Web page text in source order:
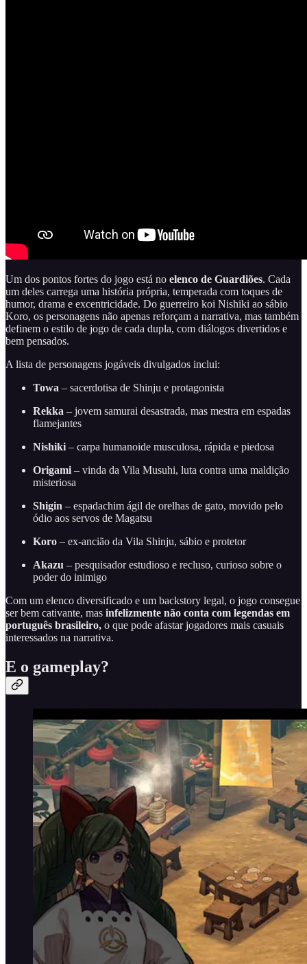
Um dos pontos fortes do jogo está no elenco de Guardiões. Cada
um deles carrega uma história própria, temperada com toques de
humor, drama e excentricidade. Do guerreiro koi Nishiki ao sábio
Koro, os personagens não apenas reforçam a narrativa, mas também
definem o estilo de jogo de cada dupla, com diálogos divertidos e
bem pensados.
A lista de personagens jogáveis divulgados inclui:
Towa – sacerdotisa de Shinju e protagonista
Rekka – jovem samurai desastrada, mas mestra em espadas
flamejantes
Nishiki – carpa humanoide musculosa, rápida e piedosa
Origami – vinda da Vila Musuhi, luta contra uma maldição
misteriosa
Shigin – espadachim ágil de orelhas de gato, movido pelo
ódio aos servos de Magatsu
Koro – ex-ancião da Vila Shinju, sábio e protetor
Akazu – pesquisador estudioso e recluso, curioso sobre o
poder do inimigo
Com um elenco diversificado e um backstory legal, o jogo consegue
ser bem cativante, mas infelizmente não conta com legendas em
português brasileiro, o que pode afastar jogadores mais casuais
interessados na narrativa.
E o gameplay?